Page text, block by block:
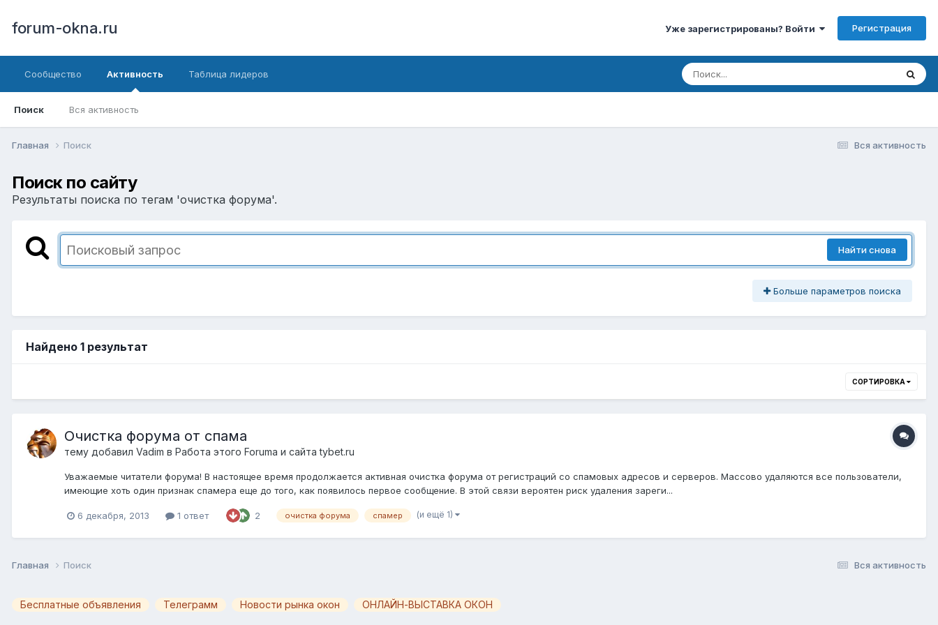
forum-okna.ru Уже зарегистрированы? Войти Регистрация
Сообщество Активность
Поиск Вся активность
Таблица лидеров
Вся активность
Главная Поиск
Поиск по сайту
Результаты поиска по тегам 'очистка форума'.
Найти снова
Больше параметров поиска
Найдено 1 результат
СОРТИРОВКА
Очистка форума от спама
тему добавил Vadim в Работа этого Forumа и сайта tybet.ru
Уважаемые читатели форума! В настоящее время продолжается активная очистка форума от регистраций со спамовых адресов и серверов. Массово удаляются все пользователи,
имеющие хоть один признак спамера еще до того, как появилось первое сообщение. В этой связи вероятен риск удаления зареги...
6 декабря, 2013 1 ответ 2 очистка форума спамер (и ещё 1)
Вся активность
Главная Поиск
Бесплатные объявления Телеграмм Новости рынка окон ОНЛАЙН-ВЫСТАВКА ОКОН